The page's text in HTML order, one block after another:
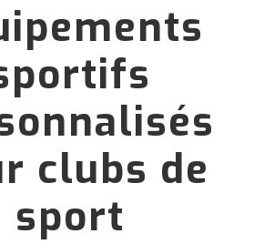
clubs de
sport